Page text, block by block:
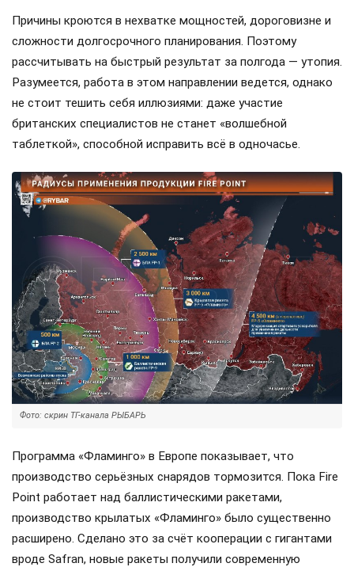
Причины кроются в нехватке мощностей, дороговизне и
сложности долгосрочного планирования. Поэтому
рассчитывать на быстрый результат за полгода — утопия.
Разумеется, работа в этом направлении ведется, однако
не стоит тешить себя иллюзиями: даже участие
британских специалистов не станет «волшебной
таблеткой», способной исправить всё в одночасье.
Фото: скрин ТГ-канала РЫБАРЬ
Программа «Фламинго» в Европе показывает, что
производство серьёзных снарядов тормозится. Пока Fire
Point работает над баллистическими ракетами,
производство крылатых «Фламинго» было существенно
расширено. Сделано это за счёт кооперации с гигантами
вроде Safran, новые ракеты получили современную